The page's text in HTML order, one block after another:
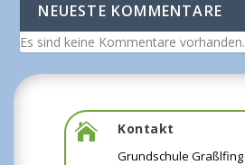
NEUESTE KOMMENTARE
Es sind keine Kommentare vorhanden.
 Kontakt
Grundschule Graßlfing